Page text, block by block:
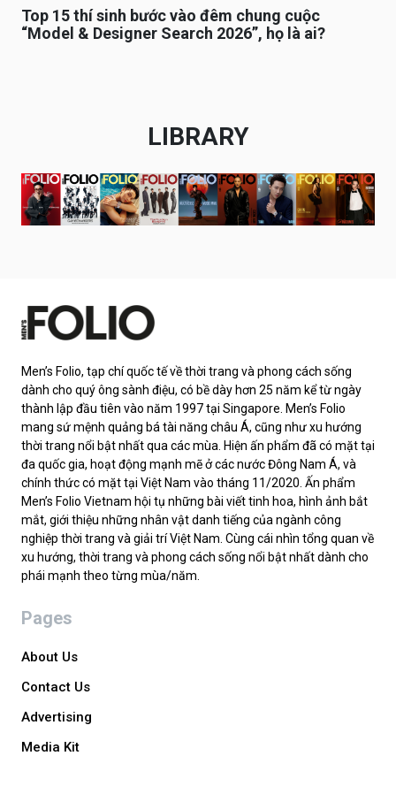
Top 15 thí sinh bước vào đêm chung cuộc
“Model & Designer Search 2026”, họ là ai?
LIBRARY
Men’s Folio, tạp chí quốc tế về thời trang và phong cách sống
dành cho quý ông sành điệu, có bề dày hơn 25 năm kể từ ngày
thành lập đầu tiên vào năm 1997 tại Singapore. Men’s Folio
mang sứ mệnh quảng bá tài năng châu Á, cũng như xu hướng
thời trang nổi bật nhất qua các mùa. Hiện ấn phẩm đã có mặt tại
đa quốc gia, hoạt động mạnh mẽ ở các nước Đông Nam Á, và
chính thức có mặt tại Việt Nam vào tháng 11/2020. Ấn phẩm
Men’s Folio Vietnam hội tụ những bài viết tinh hoa, hình ảnh bắt
mắt, giới thiệu những nhân vật danh tiếng của ngành công
nghiệp thời trang và giải trí Việt Nam. Cùng cái nhìn tổng quan về
xu hướng, thời trang và phong cách sống nổi bật nhất dành cho
phái mạnh theo từng mùa/năm.
Pages
About Us
Contact Us
Advertising
Media Kit